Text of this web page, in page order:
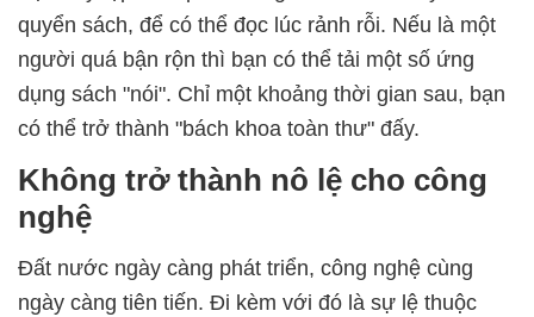
quyển sách, để có thể đọc lúc rảnh rỗi. Nếu là một
người quá bận rộn thì bạn có thể tải một số ứng
dụng sách "nói". Chỉ một khoảng thời gian sau, bạn
có thể trở thành "bách khoa toàn thư" đấy.
Không trở thành nô lệ cho công
nghệ
Đất nước ngày càng phát triển, công nghệ cùng
ngày càng tiên tiến. Đi kèm với đó là sự lệ thuộc